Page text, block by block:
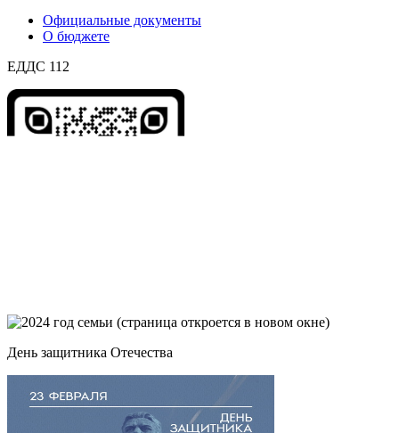
Официальные документы
О бюджете
ЕДДС 112
День защитника Отечества